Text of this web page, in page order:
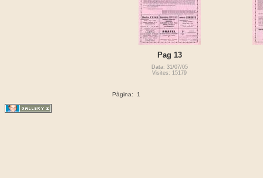
Pag 13
Data: 31/07/05
Visites: 15179
Pàgina: 1